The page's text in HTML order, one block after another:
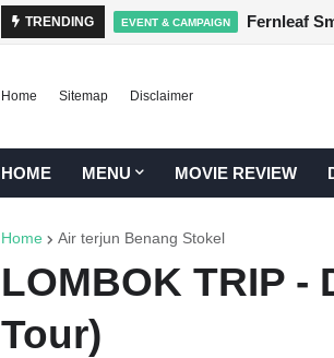
TRENDING EVENT & CAMPAIGN
Home Sitemap Disclaimer
HOME MENU MOVIE REVIEW
Home Air terjun Benang Stokel
LOMBOK TRIP -
Tour)